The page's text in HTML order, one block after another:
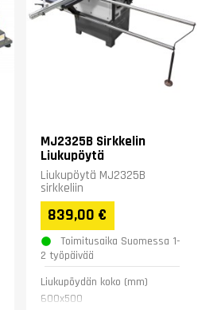
MJ2325B Sirkkelin
Liukupöytä
Liukupöytä MJ2325B
sirkkeliin
839,00 €
Toimitusaika Suomessa 1-
2 työpäivää
Liukupöydän koko (mm)
600x500